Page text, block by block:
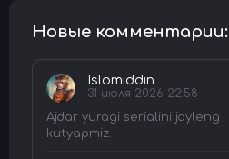
Новые комментарии:
Islomiddin
31 июля 2026 22:58
Ajdar yuragi serialini joyleng
kutyapmiz.